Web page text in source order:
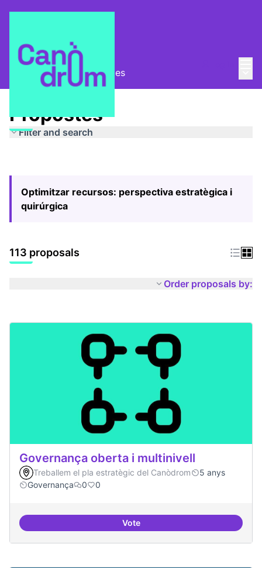
Pla Estratègic Propostes
Propostes
Filter and search
Optimitzar recursos: perspectiva estratègica i
quirúrgica
113 proposals
Order proposals by:
Governança oberta i multinivell
Treballem el pla estratègic del Canòdrom
5 anys
Governança
0 0
VoteGovernança oberta i multinivell